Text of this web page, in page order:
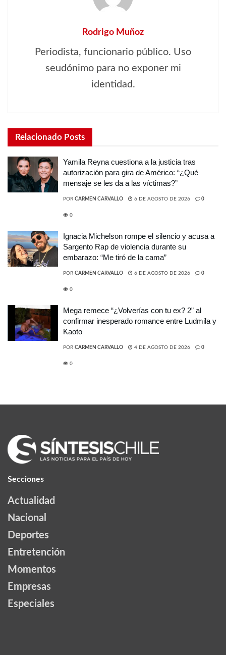
Rodrigo Muñoz
Periodista, funcionario público. Uso
seudónimo para no exponer mi
identidad.
Relacionado Posts
Yamila Reyna cuestiona a la justicia tras
autorización para gira de Américo: “¿Qué
mensaje se les da a las víctimas?”
POR CARMEN CARVALLO 6 DE AGOSTO DE 2026 0
0
Ignacia Michelson rompe el silencio y acusa a
Sargento Rap de violencia durante su
embarazo: “Me tiró de la cama”
POR CARMEN CARVALLO 6 DE AGOSTO DE 2026 0
0
Mega remece “¿Volverías con tu ex? 2” al
confirmar inesperado romance entre Ludmila y
Kaoto
POR CARMEN CARVALLO 4 DE AGOSTO DE 2026 0
0
Secciones
Actualidad
Nacional
Deportes
Entretención
Momentos
Empresas
Especiales